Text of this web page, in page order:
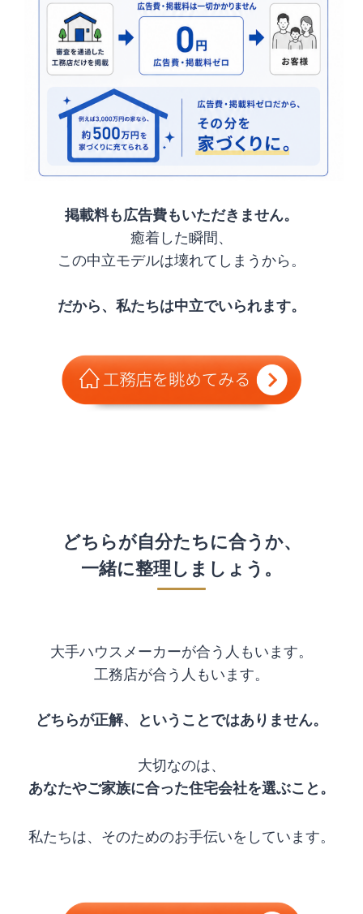
掲載料も広告費もいただきません。
癒着した瞬間、
この中立モデルは壊れてしまうから。
だから、私たちは中立でいられます。
どちらが自分たちに合うか、
一緒に整理しましょう。
大手ハウスメーカーが合う人もいます。
工務店が合う人もいます。
どちらが正解、ということではありません。
大切なのは、
あなたやご家族に合った住宅会社を選ぶこと。
私たちは、そのためのお手伝いをしています。